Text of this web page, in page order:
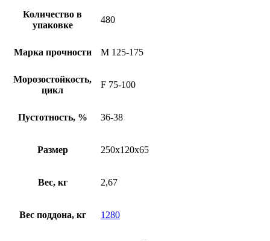
Количество в
упаковке
480
Марка прочности М 125-175
Морозостойкость,
цикл
F 75-100
Пустотность, % 36-38
Размер 250х120х65
Вес, кг 2,67
Вес поддона, кг 1280